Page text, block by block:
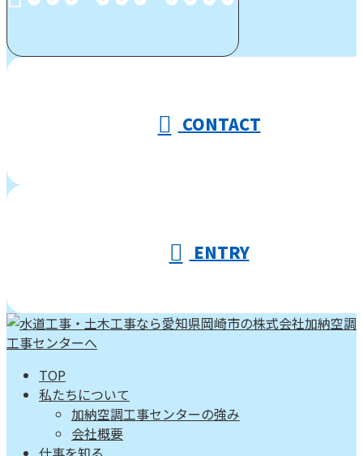
CONTACT
ENTRY
TOP
私たちについて
加納空調工事センターの強み
会社概要